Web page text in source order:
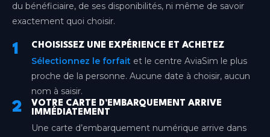
du bénéficiaire, de ses disponibilités, ni même de savoir
exactement quoi choisir.
1 CHOISISSEZ UNE EXPÉRIENCE ET ACHETEZ
Sélectionnez le forfait et le centre AviaSim le plus
proche de la personne. Aucune date à choisir, aucun
nom à saisir.
2
VOTRE CARTE D’EMBARQUEMENT ARRIVE
IMMÉDIATEMENT
Une carte d’embarquement numérique arrive dans